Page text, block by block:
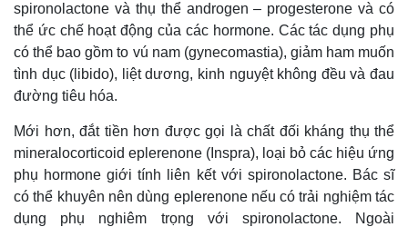
spironolactone và thụ thể androgen – progesterone và có
thể ức chế hoạt động của các hormone. Các tác dụng phụ
có thể bao gồm to vú nam (gynecomastia), giảm ham muốn
tình dục (libido), liệt dương, kinh nguyệt không đều và đau
đường tiêu hóa.
Mới hơn, đắt tiền hơn được gọi là chất đối kháng thụ thể
mineralocorticoid eplerenone (Inspra), loại bỏ các hiệu ứng
phụ hormone giới tính liên kết với spironolactone. Bác sĩ
có thể khuyên nên dùng eplerenone nếu có trải nghiệm tác
dụng phụ nghiêm trọng với spironolactone. Ngoài